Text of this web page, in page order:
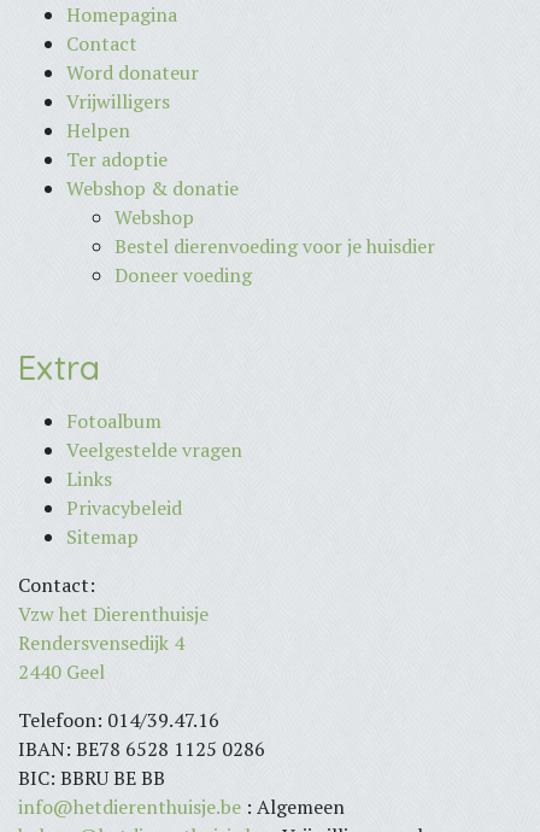
Homepagina
Contact
Word donateur
Vrijwilligers
Helpen
Ter adoptie
Webshop & donatie
Webshop
Bestel dierenvoeding voor je huisdier
Doneer voeding
Extra
Fotoalbum
Veelgestelde vragen
Links
Privacybeleid
Sitemap
Contact:
Vzw het Dierenthuisje
Rendersvensedijk 4
2440 Geel
Telefoon: 014/39.47.16
IBAN: BE78 6528 1125 0286
BIC: BBRU BE BB
info@hetdierenthuisje.be : Algemeen